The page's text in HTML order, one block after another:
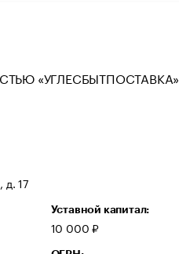
«УГЛЕСБЫТПОСТАВКА»
д. 17
Уставной капитал:
10 000 ₽